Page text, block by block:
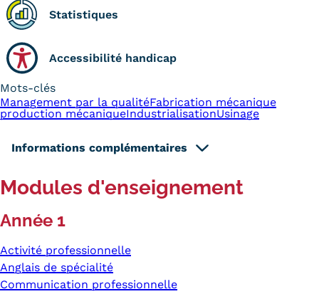
Statistiques
Accessibilité handicap
Mots-clés
Management par la qualitéFabrication mécanique
production mécaniqueIndustrialisationUsinage
Informations complémentaires
Modules d'enseignement
Année 1
Activité professionnelle
Anglais de spécialité
Communication professionnelle